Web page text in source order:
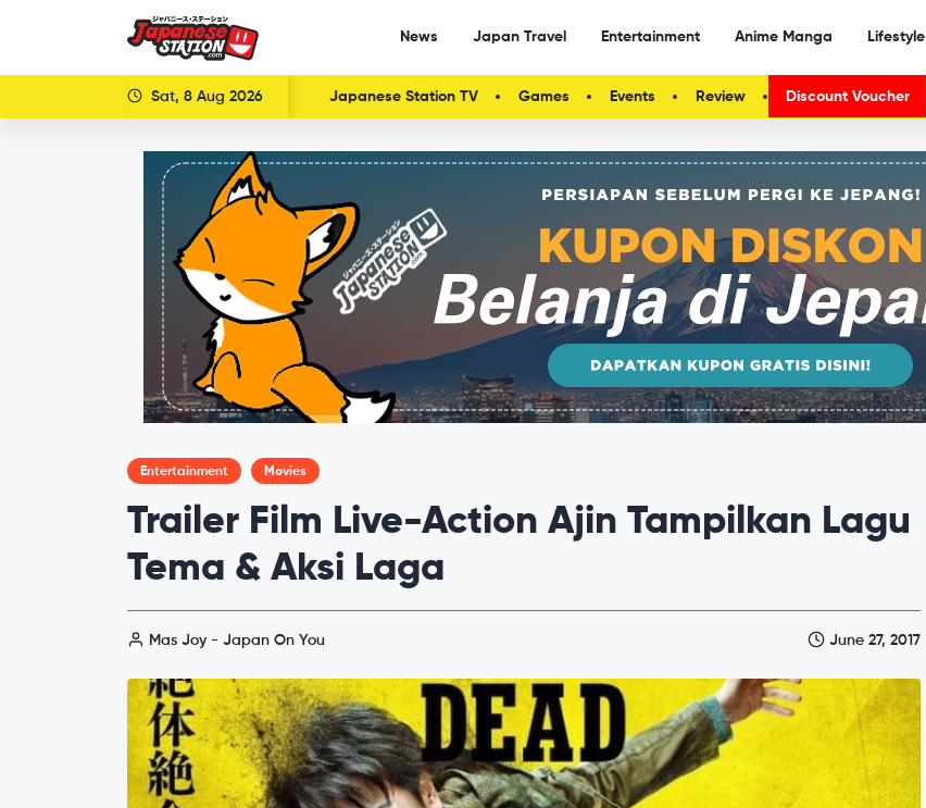
News Japan Travel Entertainment Anime Manga Lifestyle
Sat, 8 Aug 2026 Japanese Station TV Games Events Review Discount Voucher
Entertainment Movies
Trailer Film Live-Action Ajin Tampilkan Lagu
Tema & Aksi Laga
Mas Joy - Japan On You June 27, 2017